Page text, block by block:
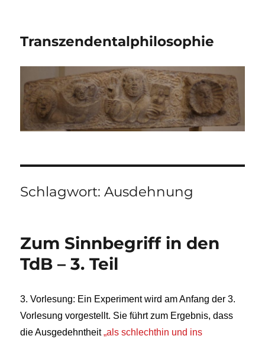
Transzendentalphilosophie
Schlagwort:Ausdehnung
Zum Sinnbegriff in den
TdB – 3. Teil
3. Vorlesung: Ein Experiment wird am Anfang der 3.
Vorlesung vorgestellt. Sie führt zum Ergebnis, dass
die Ausgedehntheit„als schlechthin und ins